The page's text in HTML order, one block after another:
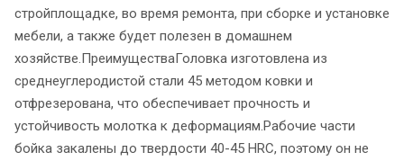
стройплощадке, во время ремонта, при сборке и установке
мебели, а также будет полезен в домашнем
хозяйстве.ПреимуществаГоловка изготовлена из
среднеуглеродистой стали 45 методом ковки и
отфрезерована, что обеспечивает прочность и
устойчивость молотка к деформациям.Рабочие части
бойка закалены до твердости 40-45 HRC, поэтому он не